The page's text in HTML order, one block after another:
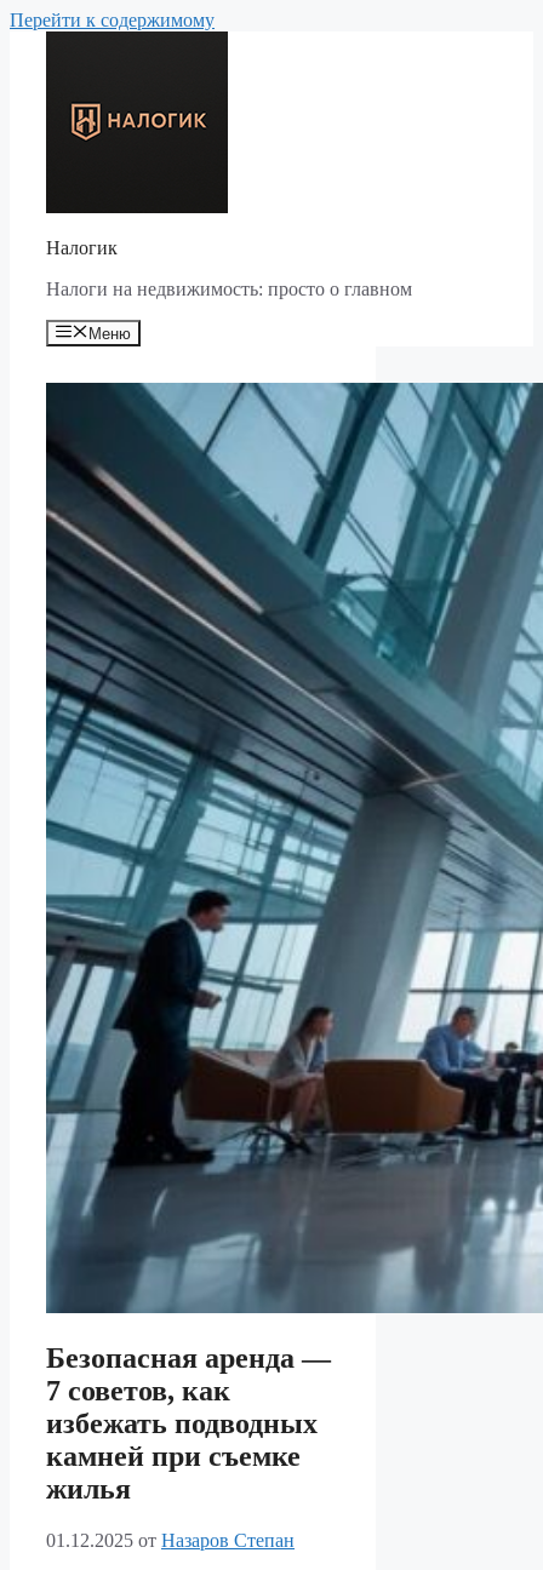
Перейти к содержимому
Налогик
Налоги на недвижимость: просто о главном
Меню
Безопасная аренда —
7 советов, как
избежать подводных
камней при съемке
жилья
01.12.2025 от Назаров Степан